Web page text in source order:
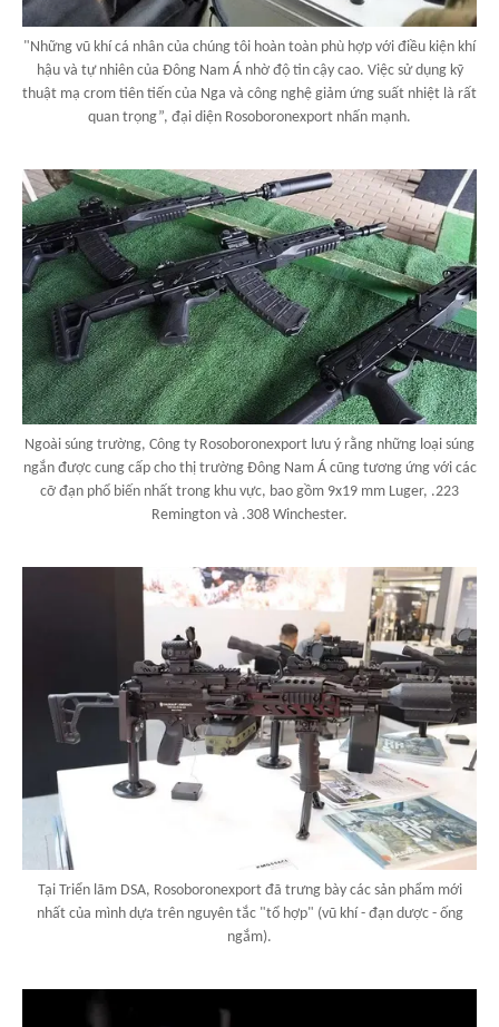
"Những vũ khí cá nhân của chúng tôi hoàn toàn phù hợp với điều kiện khí
hậu và tự nhiên của Đông Nam Á nhờ độ tin cậy cao. Việc sử dụng kỹ
thuật mạ crom tiên tiến của Nga và công nghệ giảm ứng suất nhiệt là rất
quan trọng”, đại diện Rosoboronexport nhấn mạnh.
Ngoài súng trường, Công ty Rosoboronexport lưu ý rằng những loại súng
ngắn được cung cấp cho thị trường Đông Nam Á cũng tương ứng với các
cỡ đạn phổ biến nhất trong khu vực, bao gồm 9x19 mm Luger, .223
Remington và .308 Winchester.
Tại Triển lãm DSA, Rosoboronexport đã trưng bày các sản phẩm mới
nhất của mình dựa trên nguyên tắc "tổ hợp" (vũ khí - đạn dược - ống
ngắm).